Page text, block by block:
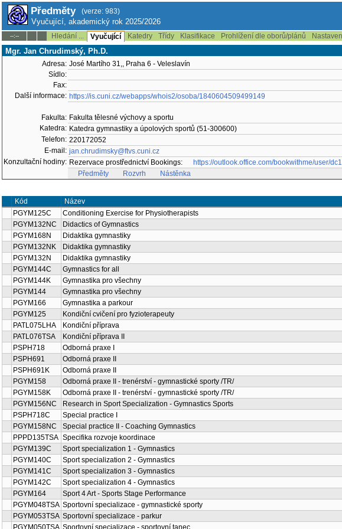
Předměty (verze: 983)
Vyučující, akademický rok 2025/2026
--:-- Hledání ... Vyučující Katedry Třídy Klasifikace Prohlížení dle oborů/plánů
Mgr. Jan Chrudimský, Ph.D.
Adresa: José Martího 31,, Praha 6 - Veleslavín
Sídlo:
Fax:
Další informace: https://is.cuni.cz/webapps/whois2/osoba/1840604509499149
Fakulta: Fakulta tělesné výchovy a sportu
Katedra: Katedra gymnastiky a úpolových sportů (51-300600)
Telefon: 220172052
E-mail: jan.chrudimsky@ftvs.cuni.cz
Konzultační hodiny: Rezervace prostřednictví Bookings: https://outlook.office.com/bookwithme/user/
Předměty
Rozvrh Nástěnka
Kód Název
PGYM125C
Conditioning Exercise for Physiotherapists
PGYM132NC
Didactics of Gymnastics
PGYM168N
Didaktika gymnastiky
PGYM132NK
Didaktika gymnastiky
PGYM132N
Didaktika gymnastiky
PGYM144C
Gymnastics for all
PGYM144K
Gymnastika pro všechny
PGYM144
Gymnastika pro všechny
PGYM166
Gymnastika a parkour
PGYM125
Kondiční cvičení pro fyzioterapeuty
PATL075LHA
Kondiční příprava
PATL076TSA
Kondiční příprava II
PSPH718
Odborná praxe I
PSPH691
Odborná praxe II
PSPH691K
Odborná praxe II
PGYM158
Odborná praxe II - trenérství - gymnastické sporty /TR/
PGYM158K
Odborná praxe II - trenérství - gymnastické sporty /TR/
PGYM156NC
Research in Sport Specialization - Gymnastics Sports
PSPH718C
Special practice I
PGYM158NC
Special practice II - Coaching Gymnastics
PPPD135TSA Specifika rozvoje koordinace
PGYM139C
Sport specialization 1 - Gymnastics
PGYM140C
Sport specialization 2 - Gymnastics
PGYM141C
Sport specialization 3 - Gymnastics
PGYM142C
Sport specialization 4 - Gymnastics
PGYM164
Sport 4 Art - Sports Stage Performance
PGYM048TSA Sportovní specializace - gymnastické sporty
PGYM053TSA Sportovní specializace - parkur
PGYM050TSA Sportovní specializace - sportovní tanec